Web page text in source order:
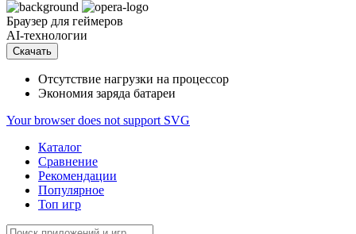
Браузер для геймеров
AI-технологии
Скачать
Отсутствие нагрузки на процессор
Экономия заряда батареи
Your browser does not support SVG
Каталог
Сравнение
Рекомендации
Популярное
Топ игр